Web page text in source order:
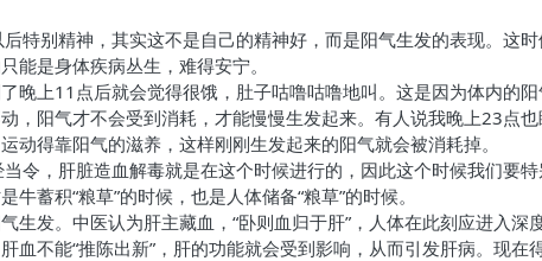
特别精神，其实这不是自己的精神好，而是阳气生发的表现。这
能是身体疾病丛生，难得安宁。
晚上11点后就会觉得很饿，肚子咕噜咕噜地叫。这是因为体内的
，阳气才不会受到消耗，才能慢慢生发起来。有人说我晚上23点
动得靠阳气的滋养，这样刚刚生发起来的阳气就会被消耗掉。
令，肝脏造血解毒就是在这个时候进行的，因此这个时候我们要
蓄积“粮草”的时候，也是人体储备“粮草”的时候。
生发。中医认为肝主藏血，“卧则血归于肝”，人体在此刻应进入
血不能“推陈出新”，肝的功能就会受到影响，从而引发肝病。现